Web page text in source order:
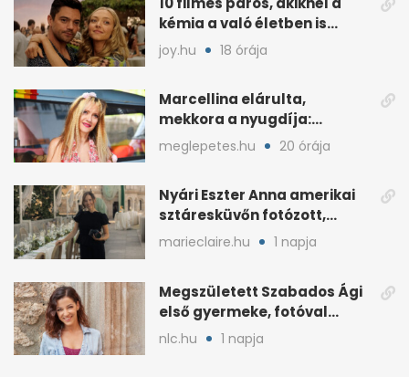
kémia a való életben is
féltékenységet szült
joy.hu 18 órája
Marcellina elárulta,
mekkora a nyugdíja:
„Ötvenezer forint”
meglepetes.hu 20 órája
Nyári Eszter Anna amerikai
sztáresküvőn fotózott,
kisbabája után pár
marieclaire.hu 1 napja
Megszületett Szabados Ági
első gyermeke, fotóval
jelentette be
nlc.hu 1 napja